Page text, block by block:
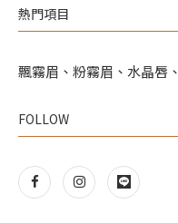
熱門項目
飄霧眉、粉霧眉、水晶唇
FOLLOW